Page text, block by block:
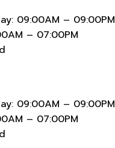
09:00AM – 09:00PM
– 07:00PM
09:00AM – 09:00PM
– 07:00PM